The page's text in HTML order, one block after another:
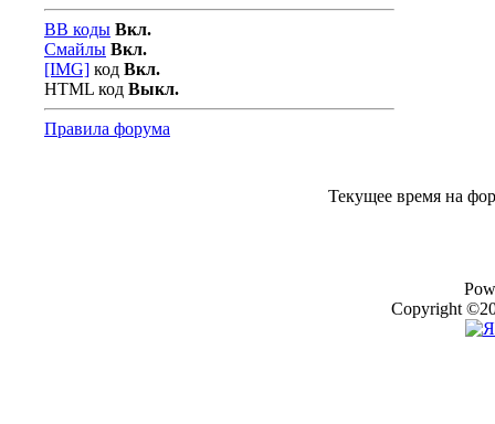
BB коды Вкл.
Смайлы Вкл.
[IMG] код Вкл.
HTML код Выкл.
Правила форума
Текущее время на
Copyright